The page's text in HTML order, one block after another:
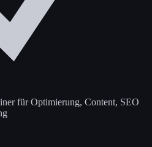
für Optimierung, Content, SEO